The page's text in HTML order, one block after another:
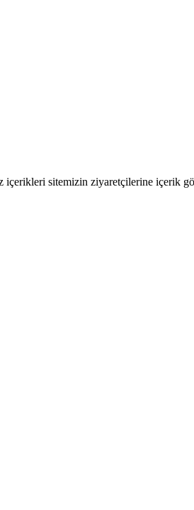
sitemizin ziyaretçilerine içerik